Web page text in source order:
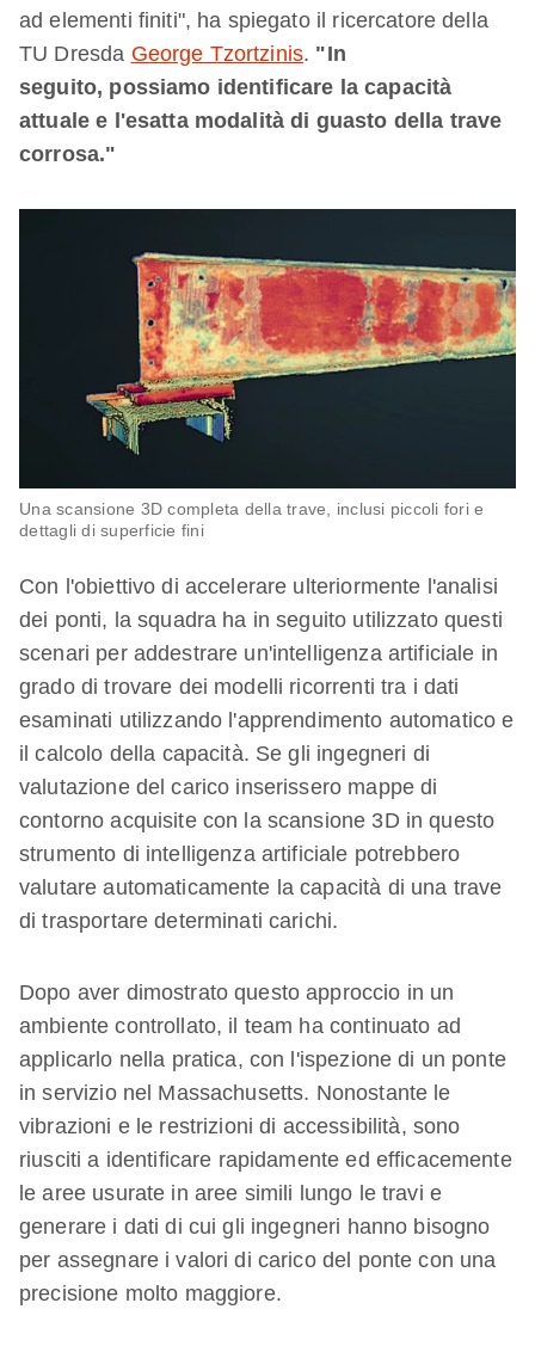
ad elementi finiti", ha spiegato il ricercatore della
TU Dresda George Tzortzinis. "In
seguito, possiamo identificare la capacità
attuale e l'esatta modalità di guasto della trave
corrosa."
Una scansione 3D completa della trave, inclusi piccoli fori e
dettagli di superficie fini
Con l'obiettivo di accelerare ulteriormente l'analisi
dei ponti, la squadra ha in seguito utilizzato questi
scenari per addestrare un'intelligenza artificiale in
grado di trovare dei modelli ricorrenti tra i dati
esaminati utilizzando l'apprendimento automatico e
il calcolo della capacità. Se gli ingegneri di
valutazione del carico inserissero mappe di
contorno acquisite con la scansione 3D in questo
strumento di intelligenza artificiale potrebbero
valutare automaticamente la capacità di una trave
di trasportare determinati carichi.
Dopo aver dimostrato questo approccio in un
ambiente controllato, il team ha continuato ad
applicarlo nella pratica, con l'ispezione di un ponte
in servizio nel Massachusetts. Nonostante le
vibrazioni e le restrizioni di accessibilità, sono
riusciti a identificare rapidamente ed efficacemente
le aree usurate in aree simili lungo le travi e
generare i dati di cui gli ingegneri hanno bisogno
per assegnare i valori di carico del ponte con una
precisione molto maggiore.